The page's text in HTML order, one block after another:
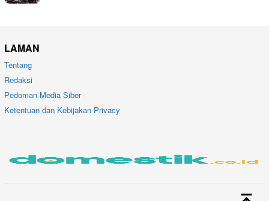
LAMAN
Tentang
Redaksi
Pedoman Media Siber
Ketentuan dan Kebijakan Privacy